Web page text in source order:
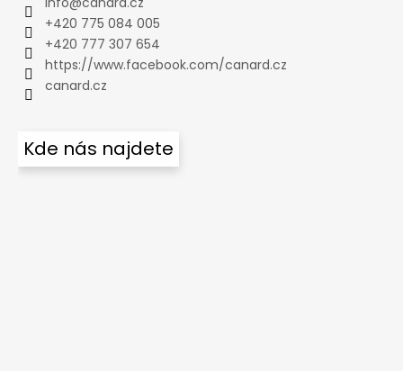
+420 775 084 005
+420 777 307 654
https://www.facebook.com/canard.cz
canard.cz
Kde nás najdete